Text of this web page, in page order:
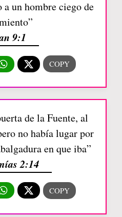
a un hombre ciego de
9:1
de la Fuente, al
no había lugar por
en que iba”
2:14